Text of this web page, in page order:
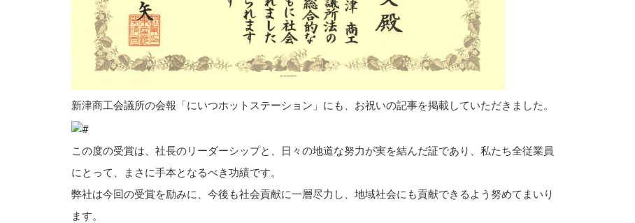
新津商工会議所の会報「にいつホットステーション」にも、お祝いの記事を掲載していただきました。
この度の受賞は、社長のリーダーシップと、日々の地道な努力が実を結んだ証であり、私たち全従業員
にとって、まさに手本となるべき功績です。
弊社は今回の受賞を励みに、今後も社会貢献に一層尽力し、地域社会にも貢献できるよう努めてまいり
ます。